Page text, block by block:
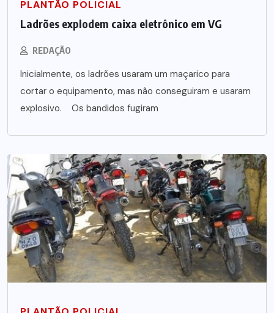
PLANTÃO POLICIAL
Ladrões explodem caixa eletrônico em VG
REDAÇÃO
Inicialmente, os ladrões usaram um maçarico para
cortar o equipamento, mas não conseguiram e usaram
explosivo. Os bandidos fugiram